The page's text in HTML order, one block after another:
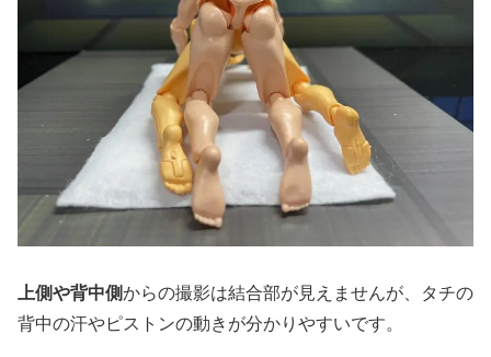
上側や背中側からの撮影は結合部が見えませんが、タチの
背中の汗やピストンの動きが分かりやすいです。